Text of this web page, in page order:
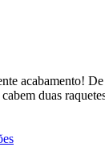
acabamento!
duas